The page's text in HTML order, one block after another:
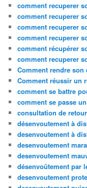
comment recuperer
comment recuperer
comment recuperer
comment recuperer
comment récupérer
comment recuperer
Comment rendre son
Comment réussir un
comment se battre
comment se passe
consultation de
désenvoutement à
desenvoutement à
desenvoutement
desenvoutement
désenvoûtement par
desenvoutement